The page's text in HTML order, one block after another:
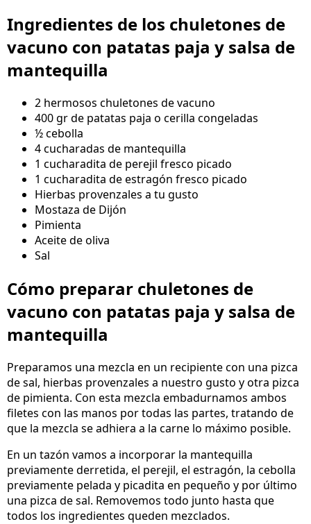
Ingredientes de los chuletones de
vacuno con patatas paja y salsa de
mantequilla
2 hermosos chuletones de vacuno
400 gr de patatas paja o cerilla congeladas
½ cebolla
4 cucharadas de mantequilla
1 cucharadita de perejil fresco picado
1 cucharadita de estragón fresco picado
Hierbas provenzales a tu gusto
Mostaza de Dijón
Pimienta
Aceite de oliva
Sal
Cómo preparar chuletones de
vacuno con patatas paja y salsa de
mantequilla
Preparamos una mezcla en un recipiente con una pizca
de sal, hierbas provenzales a nuestro gusto y otra pizca
de pimienta. Con esta mezcla embadurnamos ambos
filetes con las manos por todas las partes, tratando de
que la mezcla se adhiera a la carne lo máximo posible.
En un tazón vamos a incorporar la mantequilla
previamente derretida, el perejil, el estragón, la cebolla
previamente pelada y picadita en pequeño y por último
una pizca de sal. Removemos todo junto hasta que
todos los ingredientes queden mezclados.